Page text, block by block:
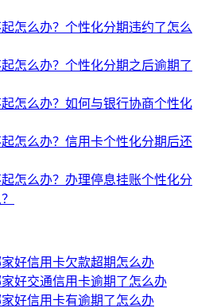
怎么办？个性化分期违约了怎么
怎么办？个性化分期之后逾期了
怎么办？如何与银行协商个性化
怎么办？信用卡个性化分期后还
怎么办？办理停息挂账个性化分
好信用卡欠款超期怎么办
好交通信用卡逾期了怎么办
好信用卡有逾期了怎么办